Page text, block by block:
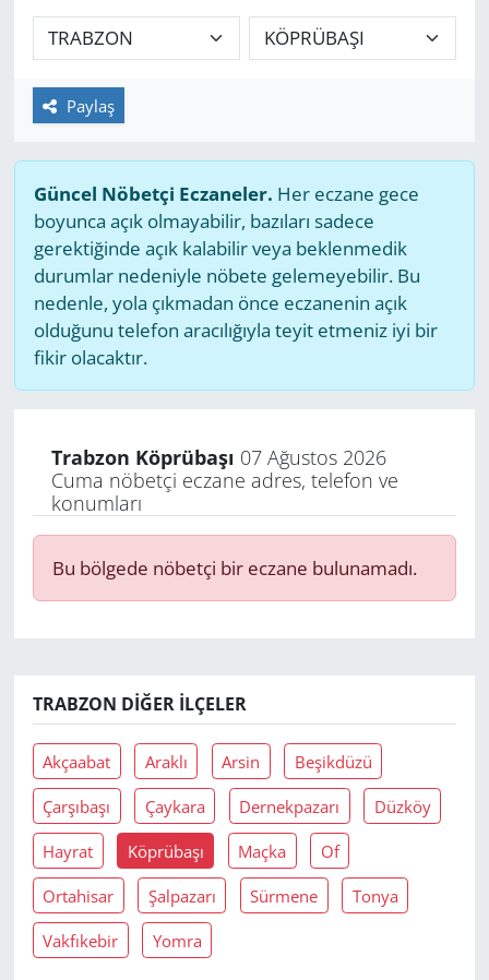
Paylaş
Güncel Nöbetçi Eczaneler. Her eczane gece
boyunca açık olmayabilir, bazıları sadece
gerektiğinde açık kalabilir veya beklenmedik
durumlar nedeniyle nöbete gelemeyebilir. Bu
nedenle, yola çıkmadan önce eczanenin açık
olduğunu telefon aracılığıyla teyit etmeniz iyi bir
fikir olacaktır.
Trabzon Köprübaşı 07 Ağustos 2026
Cuma nöbetçi eczane adres, telefon ve
konumları
Bu bölgede nöbetçi bir eczane bulunamadı.
TRABZON DIĞER İLÇELER
Akçaabat Araklı Arsin Beşikdüzü
Çarşıbaşı Çaykara Dernekpazarı Düzköy
Hayrat Köprübaşı Maçka Of
Ortahisar Şalpazarı Sürmene Tonya
Vakfıkebir Yomra
GÜNDEM
HABERDE İNSAN
MAGAZİN
POLİTİKA
RESMİ İLANLAR
SAĞLIK
SPOR
Yerel